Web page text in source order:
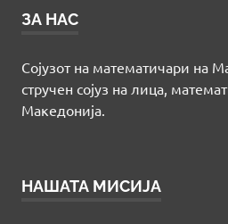
ЗА НАС
Сојузот на математичари на
стручен сојуз на лица,
Македонија.
НАШАТА МИСИЈА